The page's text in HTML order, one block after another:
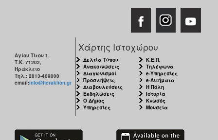
Αγίου Τίτου 1,
Τ.Κ. 71202,
Ηράκλειο
Τηλ.: 2813-409000
email:info@heraklion.gr
Χάρτης Ιστοχώρου
Δελτία Τύπου
Ανακοινώσεις
Διαγωνισμοί
Προσλήψεις
Διαβουλεύσεις
Εκδηλώσεις
Ο Δήμος
Υπηρεσίες
Κ.Ε.Π.
Τηλέφωνα
e-Υπηρεσίες
e-Αιτήματα
Η Πόλη
Ιστορία
Κνωσός
Μουσεία